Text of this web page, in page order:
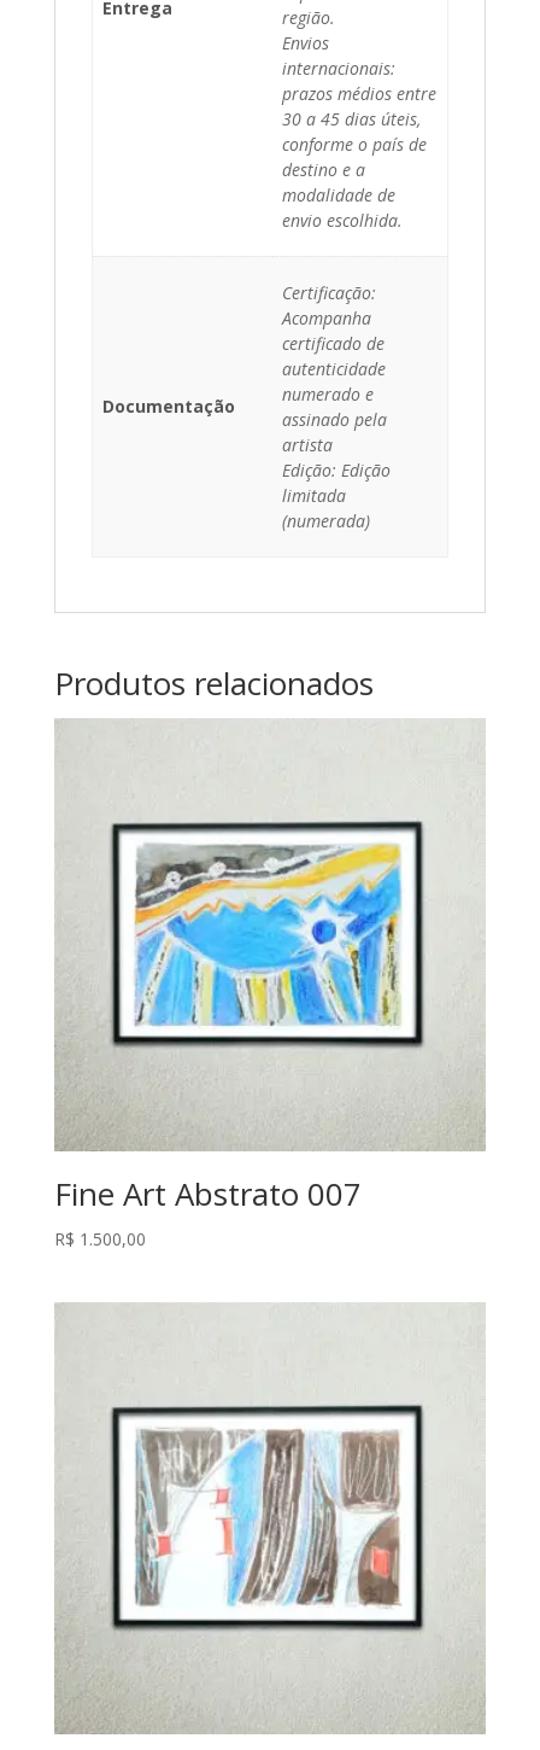
Entrega
região.
Envios
internacionais:
prazos médios entre
30 a 45 dias úteis,
conforme o país de
destino e a
modalidade de
envio escolhida.
Documentação
Certificação:
Acompanha
certificado de
autenticidade
numerado e
assinado pela
artista
Edição: Edição
limitada
(numerada)
Produtos relacionados
Fine Art Abstrato 007
R$ 1.500,00